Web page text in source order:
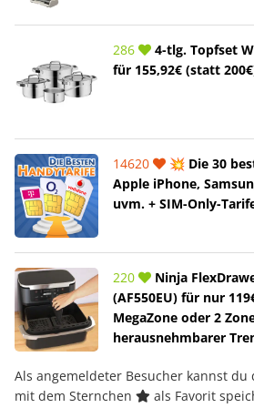
286
4-tlg. Topfset
für 155,92€ (statt
14620
💥 Die 30
Apple iPhone,
uvm. + SIM-Only-
220
Ninja
(AF550EU) für nur
MegaZone oder 2
herausnehmbarer
Als angemeldeter Besucher kannst du
mit dem Sternchen
als Favorit